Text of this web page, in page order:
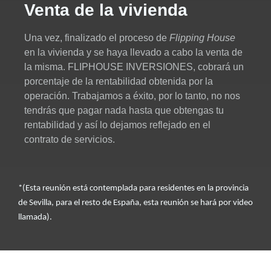
Venta de la vivienda
Una vez, finalizado el proceso de Flipping House
en la vivienda y se haya llevado a cabo la venta de
la misma. FLIPHOUSE INVERSIONES, cobrará un
porcentaje de la rentabilidad obtenida por la
operación. Trabajamos a éxito, por lo tanto, no nos
tendrás que pagar nada hasta que obtengas tu
rentabilidad y así lo dejamos reflejado en el
contrato de servicios.
*(Esta reunión está contemplada para residentes en la provincia
de Sevilla, para el resto de España, esta reunión se hará por video
llamada).